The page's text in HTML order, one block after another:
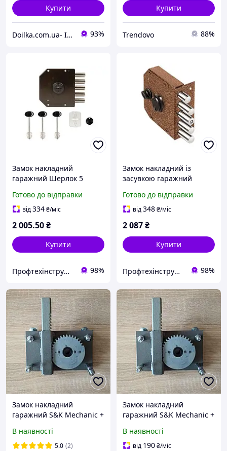
Купити
Doilka.com.ua- Інтернет магазин товарів для сільського господарства 93%
Купити
Trendovo 88%
Замок накладний
гаражний Шерлок 5
(аналог Ельбору)
Готово до відправки
від334₴/міс
2 005.50₴
Купити
Профтехінструмент 98%
Замок накладний із
засувкою гаражний
06,61 "Граніт" (аналог
Ельбору)
Готово до відправки
від348₴/міс
2 087₴
Купити
Профтехінструмент 98%
Замок накладний
гаражний S&K Mechanic +
нерозкривний комплект 2
ключі D_2485
В наявності
5.0 (2)
Замок накладний
гаражний S&K Mechanic +
нерозкривний комплект 3
ключі D_2485
В наявності
від 190₴/міс